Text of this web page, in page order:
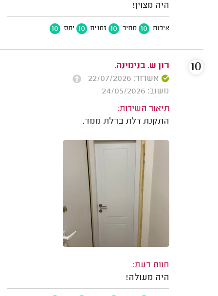
היה מצוין!
איכות 10 מחיר 10 זמנים 10 יחס 10
רון ש. בנימינה.
אשרור: 22/07/2026
משוב: 24/05/2026
תיאור השירות:
התקנת דלת בדלת ממד.
חוות דעת:
היה מעולה!
10